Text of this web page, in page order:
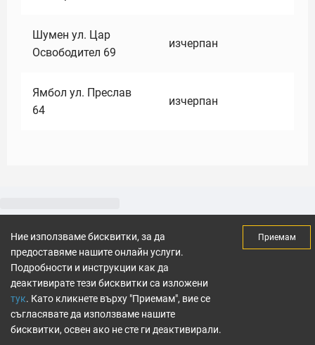
Шумен ул. Цар
Освободител 69
изчерпан
Ямбол ул. Преслав
64
изчерпан
Ние използваме бисквитки, за да
предоставяме нашите онлайн услуги.
Подробности и инструкции как да
деактивирате тези бисквитки са изложени
тук. Като кликнете върху "Приемам", вие се
съгласявате да използваме нашите
бисквитки, освен ако не сте ги деактивирали.
Приемам